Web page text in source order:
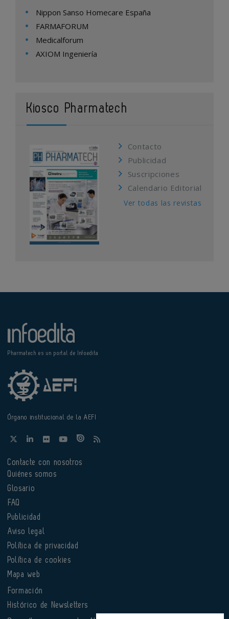
Nippon Sanso Homecare España
FARMAFORUM
Medicalforum
AXIOM Ingeniería
Kiosco Pharmatech
Contacto
Publicidad
Suscripciones
Calendario Editorial
Ver todas las revistas
Pharmatech es un portal de Infoedita
Órgano institucional de la AEFI
Contacte con nosotros
Quiénes somos
Glosario
FAQ
Publicidad
Aviso legal
Política de privacidad
Política de cookies
Mapa web
Formación
Histórico de Newsletters